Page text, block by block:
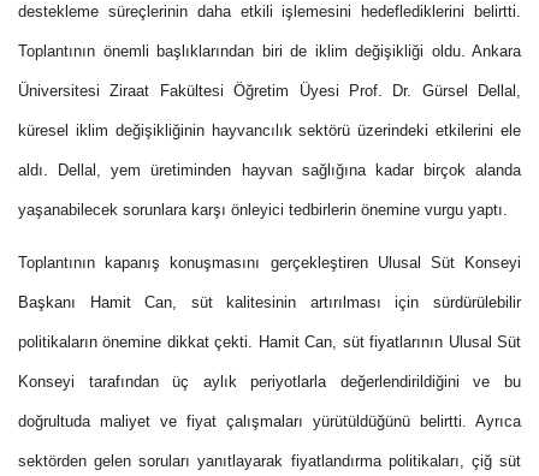
destekleme süreçlerinin daha etkili işlemesini hedeflediklerini belirtti.
Toplantının önemli başlıklarından biri de iklim değişikliği oldu. Ankara
Üniversitesi Ziraat Fakültesi Öğretim Üyesi Prof. Dr. Gürsel Dellal,
küresel iklim değişikliğinin hayvancılık sektörü üzerindeki etkilerini ele
aldı. Dellal, yem üretiminden hayvan sağlığına kadar birçok alanda
yaşanabilecek sorunlara karşı önleyici tedbirlerin önemine vurgu yaptı.
Toplantının kapanış konuşmasını gerçekleştiren Ulusal Süt Konseyi
Başkanı Hamit Can, süt kalitesinin artırılması için sürdürülebilir
politikaların önemine dikkat çekti. Hamit Can, süt fiyatlarının Ulusal Süt
Konseyi tarafından üç aylık periyotlarla değerlendirildiğini ve bu
doğrultuda maliyet ve fiyat çalışmaları yürütüldüğünü belirtti. Ayrıca
sektörden gelen soruları yanıtlayarak fiyatlandırma politikaları, çiğ süt